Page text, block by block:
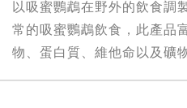
以吸蜜鸚鵡在野外的飲食調
常的吸蜜鸚鵡飲食，此產品
物、蛋白質、維他命以及礦